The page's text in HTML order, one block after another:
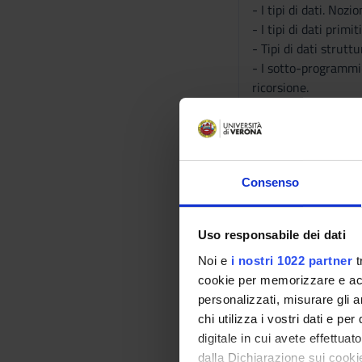
Consenso
Uso responsabile dei dati
Noi e i nostri 1022 partner
cookie per memorizzare e
personalizzati, misurare gli
chi utilizza i vostri dati e per
digitale in cui avete
dalla Dichiarazione sui
- I tipi di dati.
- I tipi di dati
- Tipi di dati
- I sotto-
ricorsione.
- Introduzione
- Strutture dati
- Introduzione alla
(introduzione)
- Correttezza degli
- Efficienza degli
di tempo e spazio;
ammortizzato.
- Casi di studio